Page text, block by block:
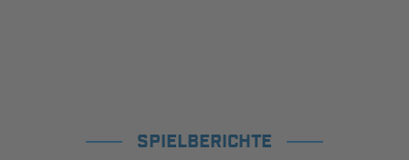
SPIELBERICHTE